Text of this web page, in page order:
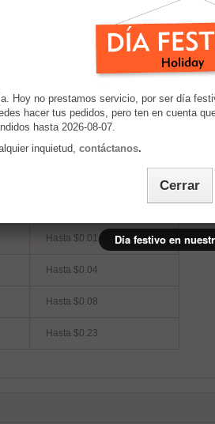
Imprimir
Hasta $0.01
Hasta $0.04
Hasta $0.08
Hasta $0.23
Hoy no prestamos servicio, por ser día
hacer tus pedidos, pero ten en cuenta
hasta 2026-08-07.
inquietud, contáctanos.
Cerrar
Día festivo en